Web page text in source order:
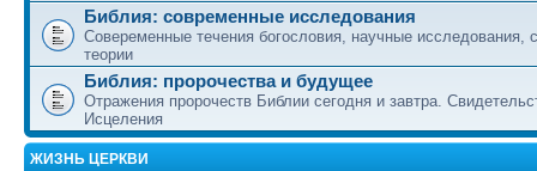
Библия: современные исследования
Совеременные течения богословия, научные исследования,
теории
Библия: пророчества и будущее
Отражения пророчеств Библии сегодня и завтра.
Исцеления
ЖИЗНЬ ЦЕРКВИ